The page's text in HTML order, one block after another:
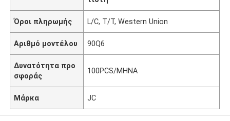
Όροι πληρωμής L/C, T/T, Western Union
Αριθμό μοντέλου 90Q6
Δυνατότητα προ
σφοράς
100PCS/ΜΗΝΑ
Μάρκα JC